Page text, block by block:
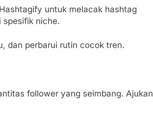
untuk melacak hashtag
spesifik niche.
dan perbarui rutin cocok tren.
follower yang seimbang. Ajukan